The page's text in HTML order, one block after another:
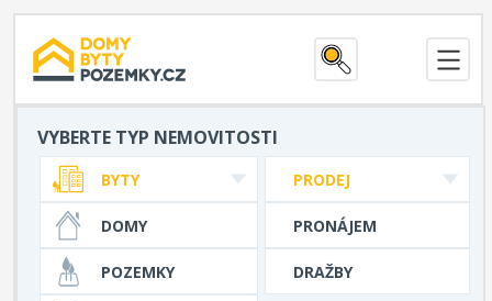
VYBERTE TYP NEMOVITOSTI
PRODEJ
PRONÁJEM
DRAŽBY
BYTY
DOMY
POZEMKY